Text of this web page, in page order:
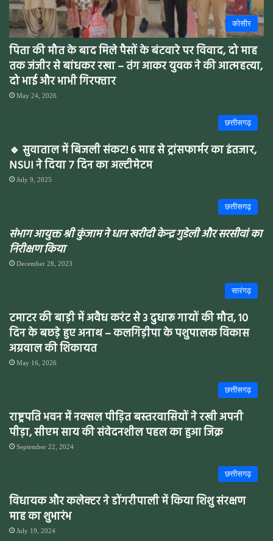
कोसीर
पिता की मौत के बाद मिले पैसों के बंटवारे पर विवाद, दो माह
तक जंजीर से बांधकर रखा – तंग आकर युवक ने की आत्महत्या,
दो भाई और भाभी गिरफ्तार
May 24, 2026
छत्तीसगढ़
🔹 सुवाताल में बिजली संकट! 6 माह से ट्रांसफार्मर का इंतजार,
NSUI ने दिया 7 दिन का अल्टीमेटम
July 9, 2025
छत्तीसगढ़
संभाग आयुक्त श्री कुंजाम ने धान खरीदी केन्द्र गुडेली और सरसीवां का
निरीक्षण किया
December 28, 2023
सारंगढ़
टमाटर की बाड़ी में अवैध करंट से 3 दुधारू गायों की मौत, 10
दिन के बछड़े हुए अनाथ – कलगिड़ीपा के पशुपालक विकास
अग्रवाल की शिकायत
May 16, 2026
छत्तीसगढ़
राष्ट्रपति भवन में नक्सल पीड़ित बस्तरवासियों ने रखी अपनी
पीड़ा, सीएम साय की संवेदनशील पहल का हुआ जिक्र
September 22, 2024
छत्तीसगढ़
विधायक और कलेक्टर ने डोंगरीपाली में किया शिशु संरक्षण
माह का शुभारंभ
July 19, 2024